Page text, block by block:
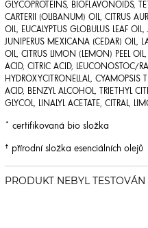
GLYCOPROTEINS, BIOFLAVONOIDS,
CARTERII (OLIBANUM) OIL, CITRUS
OIL, EUCALYPTUS GLOBULUS LEAF
JUNIPERUS MEXICANA (CEDAR) OIL,
OIL, CITRUS LIMON (LEMON) PEEL
ACID, CITRIC ACID, LEUCONOSTOC/
HYDROXYCITRONELLAL,
ACID, BENZYL ALCOHOL, TRIETHYL
GLYCOL, LINALYL ACETATE, CITRAL,
* certifikovaná bio složka
† přírodní složka esenciálních olejů